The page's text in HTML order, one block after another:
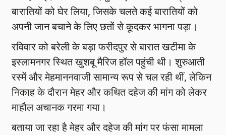
बारातियों को घेर लिया, जिसके चलते कई बारातियों को
अपनी जान बचाने के लिए छतों से कूदकर भागना पड़ा।
रविवार को बरेली के बड़ा फरीदपुर से बारात खटीमा के
इस्लामनगर स्थित खुशबू मैरिज हॉल पहुंची थी। शुरुआती
रस्में और मेहमाननवाजी सामान्य रूप से चल रही थीं, लेकिन
निकाह के दौरान मेहर और कथित दहेज की मांग को लेकर
माहौल अचानक गरमा गया।
बताया जा रहा है मेहर और दहेज की मांग पर फंसा मामला